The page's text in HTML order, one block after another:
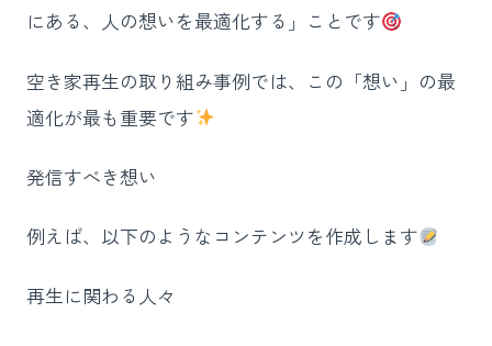
にある、人の想いを最適化する」ことです
空き家再生の取り組み事例では、この「想い」の最
適化が最も重要です
発信すべき想い
例えば、以下のようなコンテンツを作成します
再生に関わる人々